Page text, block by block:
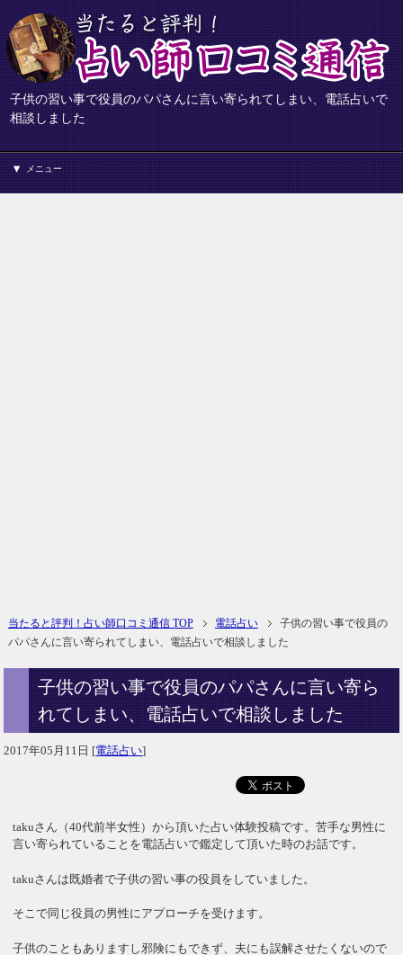
子供の習い事で役員のパパさんに言い寄られてしまい、電話占いで
相談しました
メニュー
当たると評判！占い師口コミ通信 TOP 電話占い
子供の習い事で役員の
パパさんに言い寄られてしまい、電話占いで相談しました
子供の習い事で役員のパパさんに言い寄ら
れてしまい、電話占いで相談しました
2017年05月11日 [電話占い]
takuさん（40代前半女性）から頂いた占い体験投稿です。苦手な男性に
言い寄られていることを電話占いで鑑定して頂いた時のお話です。
takuさんは既婚者で子供の習い事の役員をしていました。
そこで同じ役員の男性にアプローチを受けます。
子供のこともありますし邪険にもできず、夫にも誤解させたくないので